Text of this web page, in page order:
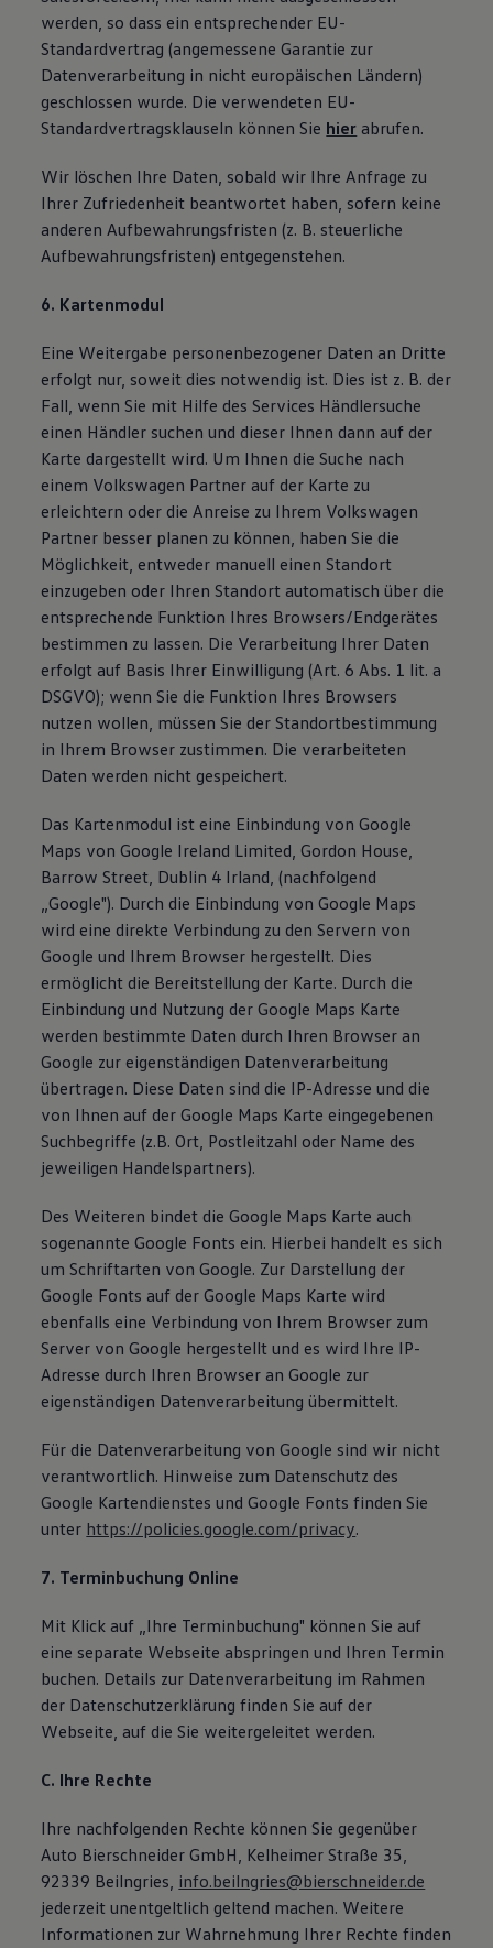
werden, so dass ein entsprechender EU-
Standardvertrag (angemessene Garantie zur
Datenverarbeitung in nicht europäischen Ländern)
geschlossen wurde. Die verwendeten EU-
Standardvertragsklauseln können Sie hier abrufen.
Wir löschen Ihre Daten, sobald wir Ihre Anfrage zu
Ihrer Zufriedenheit beantwortet haben, sofern keine
anderen Aufbewahrungsfristen (z. B. steuerliche
Aufbewahrungsfristen) entgegenstehen.
6. Kartenmodul
Eine Weitergabe personenbezogener Daten an Dritte
erfolgt nur, soweit dies notwendig ist. Dies ist z. B. der
Fall, wenn Sie mit Hilfe des Services Händlersuche
einen Händler suchen und dieser Ihnen dann auf der
Karte dargestellt wird. Um Ihnen die Suche nach
einem Volkswagen Partner auf der Karte zu
erleichtern oder die Anreise zu Ihrem Volkswagen
Partner besser planen zu können, haben Sie die
Möglichkeit, entweder manuell einen Standort
einzugeben oder Ihren Standort automatisch über die
entsprechende Funktion Ihres Browsers/Endgerätes
bestimmen zu lassen. Die Verarbeitung Ihrer Daten
erfolgt auf Basis Ihrer Einwilligung (Art. 6 Abs. 1 lit. a
DSGVO); wenn Sie die Funktion Ihres Browsers
nutzen wollen, müssen Sie der Standortbestimmung
in Ihrem Browser zustimmen. Die verarbeiteten
Daten werden nicht gespeichert.
Das Kartenmodul ist eine Einbindung von Google
Maps von Google Ireland Limited, Gordon House,
Barrow Street, Dublin 4 Irland, (nachfolgend
„Google"). Durch die Einbindung von Google Maps
wird eine direkte Verbindung zu den Servern von
Google und Ihrem Browser hergestellt. Dies
ermöglicht die Bereitstellung der Karte. Durch die
Einbindung und Nutzung der Google Maps Karte
werden bestimmte Daten durch Ihren Browser an
Google zur eigenständigen Datenverarbeitung
übertragen. Diese Daten sind die IP-Adresse und die
von Ihnen auf der Google Maps Karte eingegebenen
Suchbegriffe (z.B. Ort, Postleitzahl oder Name des
jeweiligen Handelspartners).
Des Weiteren bindet die Google Maps Karte auch
sogenannte Google Fonts ein. Hierbei handelt es sich
um Schriftarten von Google. Zur Darstellung der
Google Fonts auf der Google Maps Karte wird
ebenfalls eine Verbindung von Ihrem Browser zum
Server von Google hergestellt und es wird Ihre IP-
Adresse durch Ihren Browser an Google zur
eigenständigen Datenverarbeitung übermittelt.
Für die Datenverarbeitung von Google sind wir nicht
verantwortlich. Hinweise zum Datenschutz des
Google Kartendienstes und Google Fonts finden Sie
unter https://policies.google.com/privacy.
7. Terminbuchung Online
Mit Klick auf „Ihre Terminbuchung" können Sie auf
eine separate Webseite abspringen und Ihren Termin
buchen. Details zur Datenverarbeitung im Rahmen
der Datenschutzerklärung finden Sie auf der
Webseite, auf die Sie weitergeleitet werden.
C. Ihre Rechte
Ihre nachfolgenden Rechte können Sie gegenüber
Auto Bierschneider GmbH, Kelheimer Straße 35,
92339 Beilngries, info.beilngries@bierschneider.de
jederzeit unentgeltlich geltend machen. Weitere
Informationen zur Wahrnehmung Ihrer Rechte finden